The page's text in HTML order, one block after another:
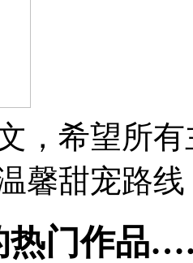
，希望所
馨甜宠路
热门作品